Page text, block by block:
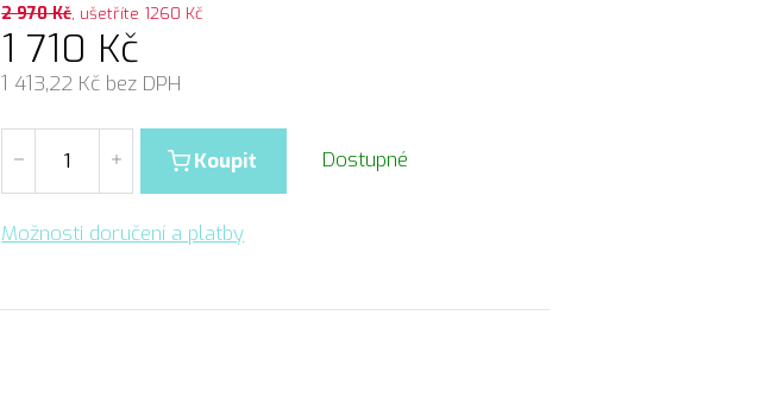
2 970Kč, ušetříte 1260 Kč
1 710 Kč
1 413,22 Kč bez DPH
Koupit Dostupné
Možnosti doručení a platby